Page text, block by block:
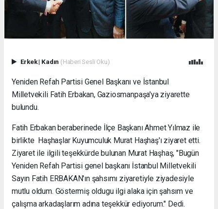
Erkek| Kadın (Haberi Sesli Oku)
Yeniden Refah Partisi Genel Başkanı ve İstanbul
Milletvekili Fatih Erbakan, Gaziosmanpaşa'ya ziyarette
bulundu.
Fatih Erbakan beraberinede İlçe Başkanı Ahmet Yılmaz ile
birlikte Haşhaşlar Kuyumculuk Murat Haşhaş'ı ziyaret etti.
Ziyaret ile ilgili teşekkürde bulunan Murat Haşhaş, "Bugün
Yeniden Refah Partisi genel başkanı İstanbul Milletvekili
Sayın Fatih ERBAKAN'ın şahsımı ziyaretiyle ziyadesiyle
mutlu oldum. Göstermiş oldugu ilgi alaka için şahsım ve
çalışma arkadaşlarım adına teşekkür ediyorum." Dedi.